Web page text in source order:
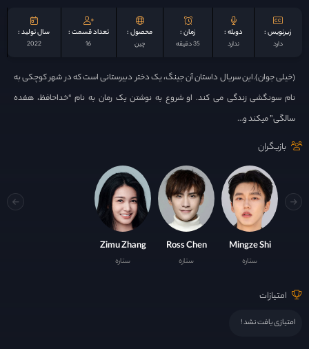
زیرنویس :
دارد
دوبله :
ندارد
زمان :
35 دقیقه
محصول :
چين
تعداد قسمت :
16
سال تولید :
2022
(خیلی جوان).این سریال داستان آن جینگ، یک دختر دبیرستانی است که در شهر کوچکی به
نام سونگشی زندگی می کند. او شروع به نوشتن یک رمان به نام “خداحافظ، هفده
سالگی” میکند و…
بازیگران
Mingze Shi
ستاره
Ross Chen
ستاره
Zimu Zhang
ستاره
امتیازات
امتیازی یافت نشد !